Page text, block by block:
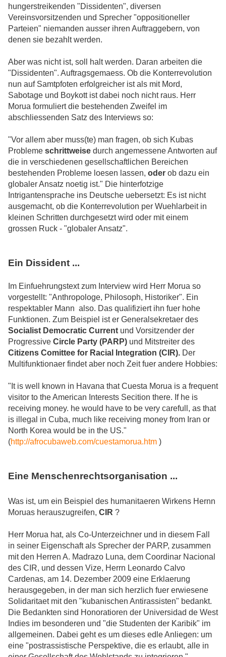
hungerstreikenden "Dissidenten", diversen
Vereinsvorsitzenden und Sprecher "oppositioneller
Parteien" niemanden ausser ihren Auftraggebern, von
denen sie bezahlt werden.
Aber was nicht ist, soll halt werden. Daran arbeiten die
"Dissidenten". Auftragsgemaess. Ob die Konterrevolution
nun auf Samtpfoten erfolgreicher ist als mit Mord,
Sabotage und Boykott ist dabei noch nicht raus. Herr
Morua formuliert die bestehenden Zweifel im
abschliessenden Satz des Interviews so:
"Vor allem aber muss(te) man fragen, ob sich Kubas
Probleme schrittweise durch angemessene Antworten auf
die in verschiedenen gesellschaftlichen Bereichen
bestehenden Probleme loesen lassen, oder ob dazu ein
globaler Ansatz noetig ist." Die hinterfotzige
Intrigantensprache ins Deutsche uebersetzt: Es ist nicht
ausgemacht, ob die Konterrevolution per Wuehlarbeit in
kleinen Schritten durchgesetzt wird oder mit einem
grossen Ruck - "globaler Ansatz".
Ein Dissident ...
Im Einfuehrungstext zum Interview wird Herr Morua so
vorgestellt: "Anthropologe, Philosoph, Historiker". Ein
respektabler Mann also. Das qualifiziert ihn fuer hohe
Funktionen. Zum Beispiel ist er Generalsekretaer des
Socialist Democratic Current und Vorsitzender der
Progressive Circle Party (PARP) und Mitstreiter des
Citizens Comittee for Racial Integration (CIR). Der
Multifunktionaer findet aber noch Zeit fuer andere Hobbies:
"It is well known in Havana that Cuesta Morua is a frequent
visitor to the American Interests Secition there. If he is
receiving money. he would have to be very carefull, as that
is illegal in Cuba, much like receiving money from Iran or
North Korea would be in the US."
(http://afrocubaweb.com/cuestamorua.htm )
Eine Menschenrechtsorganisation ...
Was ist, um ein Beispiel des humanitaeren Wirkens Hernn
Moruas herauszugreifen, CIR ?
Herr Morua hat, als Co-Unterzeichner und in diesem Fall
in seiner Eigenschaft als Sprecher der PARP, zusammen
mit den Herren A. Madrazo Luna, dem Coordinar Nacional
des CIR, und dessen Vize, Herrn Leonardo Calvo
Cardenas, am 14. Dezember 2009 eine Erklaerung
herausgegeben, in der man sich herzlich fuer erwiesene
Solidaritaet mit den "kubanischen Antirassisten" bedankt.
Die Bedankten sind Honoratioren der Universidad de West
Indies im besonderen und "die Studenten der Karibik" im
allgemeinen. Dabei geht es um dieses edle Anliegen: um
eine "postrassistische Perspektive, die es erlaubt, alle in